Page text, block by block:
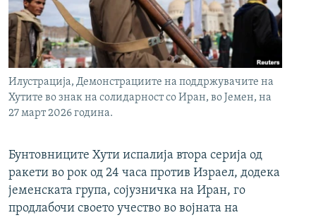
Илустрација, Демонстрациите на поддржувачите на
Хутите во знак на солидарност со Иран, во Јемен, на
27 март 2026 година.
Бунтовниците Хути испалија втора серија од
ракети во рок од 24 часа против Израел, додека
јеменската група, сојузничка на Иран, го
продлабочи своето учество во војната на